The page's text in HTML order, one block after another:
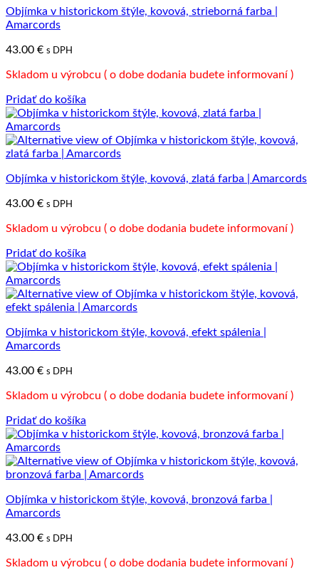
Objímka v historickom štýle, kovová, strieborná farba |
Amarcords
43.00 € s DPH
Skladom u výrobcu ( o dobe dodania budete informovaní )
Pridať do košíka
Objímka v historickom štýle, kovová, zlatá farba | Amarcords
43.00 € s DPH
Skladom u výrobcu ( o dobe dodania budete informovaní )
Pridať do košíka
Objímka v historickom štýle, kovová, efekt spálenia |
Amarcords
43.00 € s DPH
Skladom u výrobcu ( o dobe dodania budete informovaní )
Pridať do košíka
Objímka v historickom štýle, kovová, bronzová farba |
Amarcords
43.00 € s DPH
Skladom u výrobcu ( o dobe dodania budete informovaní )